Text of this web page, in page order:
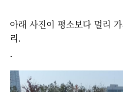
아래 사진이 평소보다 멀리
리.
.